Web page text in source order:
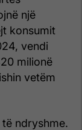
një
konsumit
vendi
milionë
vetëm
ndryshme.